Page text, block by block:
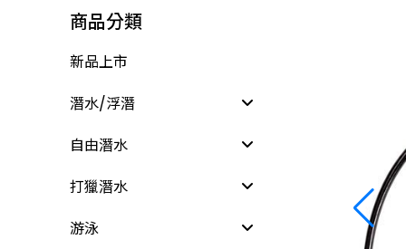
商品分類
新品上市
潛水/浮潛
自由潛水
打獵潛水
游泳